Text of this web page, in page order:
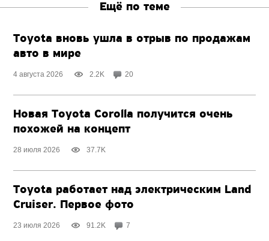
Ещё по теме
Toyota вновь ушла в отрыв по продажам
авто в мире
4 августа 2026 2.2K 20
Новая Toyota Corolla получится очень
похожей на концепт
28 июля 2026 37.7K
Toyota работает над электрическим Land
Cruiser. Первое фото
23 июля 2026 91.2K 7